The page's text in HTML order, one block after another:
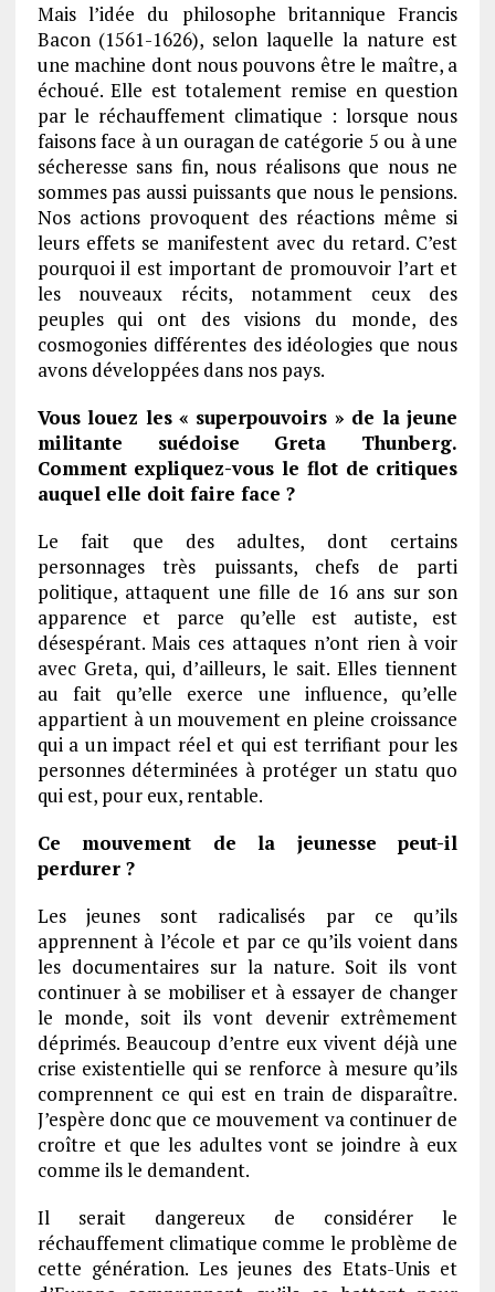
Mais l’idée du philosophe britannique Francis
Bacon (1561-1626), selon laquelle la nature est
une machine dont nous pouvons être le maître, a
échoué. Elle est totalement remise en question
par le réchauffement climatique : lorsque nous
faisons face à un ouragan de catégorie 5 ou à une
sécheresse sans fin, nous réalisons que nous ne
sommes pas aussi puissants que nous le pensions.
Nos actions provoquent des réactions même si
leurs effets se manifestent avec du retard. C’est
pourquoi il est important de promouvoir l’art et
les nouveaux récits, notamment ceux des
peuples qui ont des visions du monde, des
cosmogonies différentes des idéologies que nous
avons développées dans nos pays.
Vous louez les « superpouvoirs » de la jeune
militante suédoise Greta Thunberg.
Comment expliquez-vous le flot de critiques
auquel elle doit faire face ?
Le fait que des adultes, dont certains
personnages très puissants, chefs de parti
politique, attaquent une fille de 16 ans sur son
apparence et parce qu’elle est autiste, est
désespérant. Mais ces attaques n’ont rien à voir
avec Greta, qui, d’ailleurs, le sait. Elles tiennent
au fait qu’elle exerce une influence, qu’elle
appartient à un mouvement en pleine croissance
qui a un impact réel et qui est terrifiant pour les
personnes déterminées à protéger un statu quo
qui est, pour eux, rentable.
Ce mouvement de la jeunesse peut-il
perdurer ?
Les jeunes sont radicalisés par ce qu’ils
apprennent à l’école et par ce qu’ils voient dans
les documentaires sur la nature. Soit ils vont
continuer à se mobiliser et à essayer de changer
le monde, soit ils vont devenir extrêmement
déprimés. Beaucoup d’entre eux vivent déjà une
crise existentielle qui se renforce à mesure qu’ils
comprennent ce qui est en train de disparaître.
J’espère donc que ce mouvement va continuer de
croître et que les adultes vont se joindre à eux
comme ils le demandent.
Il serait dangereux de considérer le
réchauffement climatique comme le problème de
cette génération. Les jeunes des Etats-Unis et